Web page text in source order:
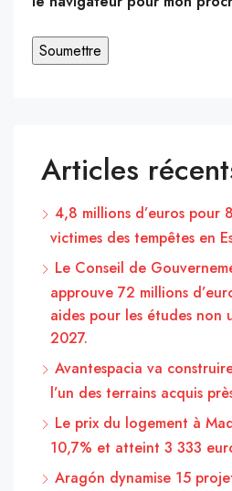
Articles
4,8 millions d’euros pour
victimes des tempêtes en
Le Conseil de
approuve 72 millions
aides pour les études non
2027.
Avantespacia va
l’un des terrains acquis
Le prix du logement à
10,7% et atteint 3 333
Aragón dynamise 15